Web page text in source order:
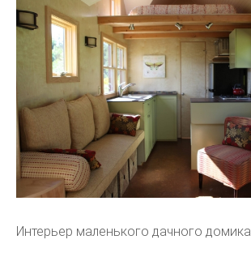
Интерьер маленького дачного домика